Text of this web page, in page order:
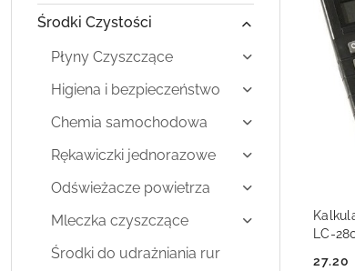
Środki Czystości
Płyny Czyszczące
Higiena i bezpieczeństwo
Chemia samochodowa
Rękawiczki jednorazowe
Odświeżacze powietrza
Mleczka czyszczące
Środki do udrażniania rur
LC-
27.20